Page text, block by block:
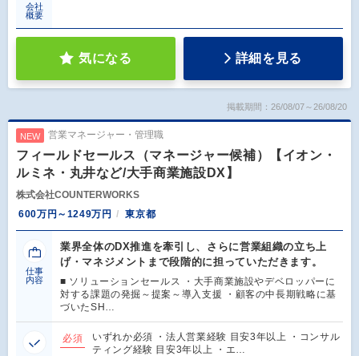
会社
概要
気になる 詳細を見る
掲載期間：26/08/07～26/08/20
NEW 営業マネージャー・管理職
フィールドセールス（マネージャー候補）【イオン・
ルミネ・丸井など/大手商業施設DX】
株式会社COUNTERWORKS
600万円～1249万円
東京都
仕事
内容
業界全体のDX推進を牽引し、さらに営業組織の立ち上
げ・マネジメントまで段階的に担っていただきます。
■ ソリューションセールス ・大手商業施設やデベロッパーに
対する課題の発掘～提案～導入支援 ・顧客の中長期戦略に基
づいたSH…
必須
いずれか必須 ・法人営業経験 目安3年以上 ・コンサル
ティング経験 目安3年以上 ・エ…